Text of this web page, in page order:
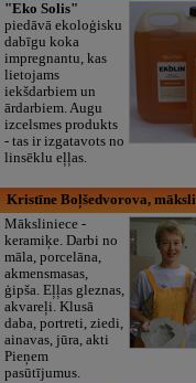
"Eko Solis"
piedāvā ekoloģisku
dabīgu koka
impregnantu, kas
lietojams
iekšdarbiem un
ārdarbiem. Augu
izcelsmes produkts
- tas ir izgatavots no
linsēklu eļļas.
Kristīne Boļšedvorova,
Māksliniece -
keramiķe. Darbi no
māla, porcelāna,
akmensmasas,
ģipša. Eļļas gleznas,
akvareļi. Klusā
daba, portreti, ziedi,
ainavas, jūra, akti
Pieņem
pasūtījumus.